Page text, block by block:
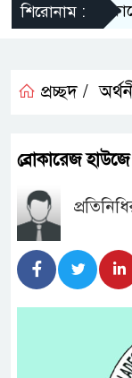
শিরোনাম :
সরকারের
প্রচ্ছদ /
ব্রোকারেজ